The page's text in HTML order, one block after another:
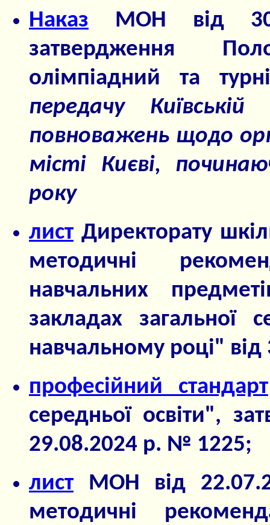
Наказ МОН від
затвердження
олімпіадний та
передачу
повноважень щодо
місті Києві,
року
лист Директорату
методичні
навчальних
закладах загальної
навчальному році"
професійний стандарт
середньої освіти",
29.08.2024 р. № 1225;
лист МОН від
методичні